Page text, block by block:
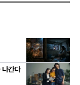
나간다